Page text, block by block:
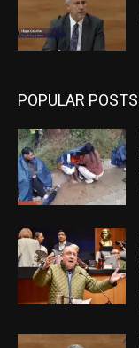
POPULAR POSTS